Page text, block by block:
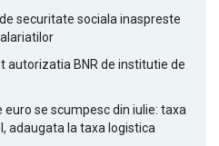
securitate sociala inaspreste
autorizatia BNR de institutie de
se scumpesc din iulie: taxa
adaugata la taxa logistica